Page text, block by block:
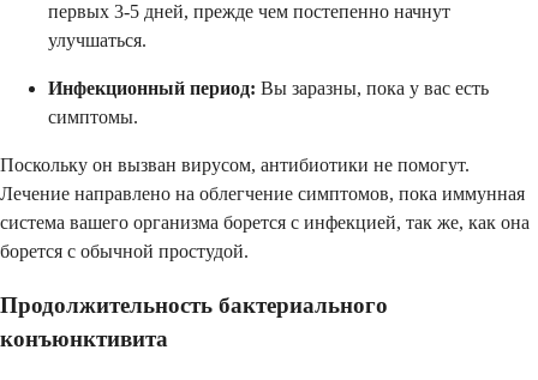
первых 3-5 дней, прежде чем постепенно начнут
улучшаться.
Инфекционный период: Вы заразны, пока у вас есть
симптомы.
Поскольку он вызван вирусом, антибиотики не помогут.
Лечение направлено на облегчение симптомов, пока иммунная
система вашего организма борется с инфекцией, так же, как она
борется с обычной простудой.
Продолжительность бактериального
конъюнктивита